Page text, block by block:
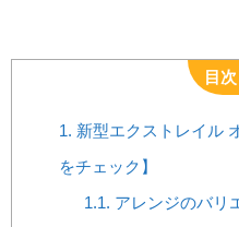
目次
1. 新型エクストレイル
をチェック】
1.1. アレンジのバリ